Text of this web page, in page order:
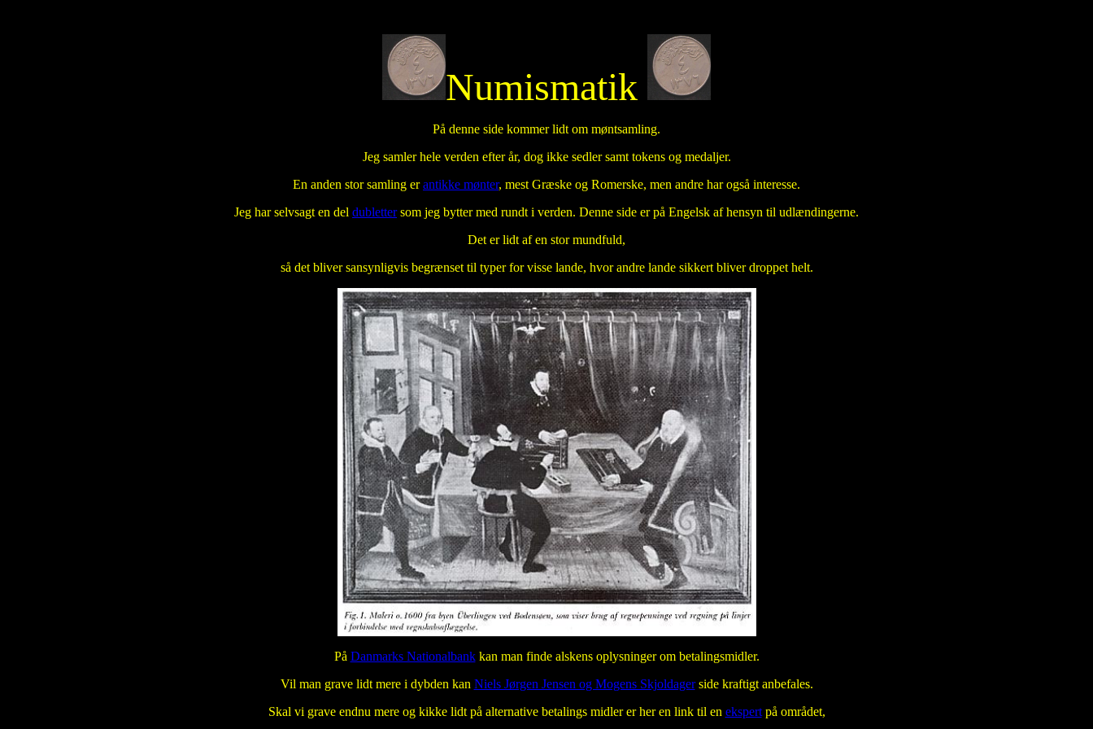
Numismatik
På denne side kommer lidt om møntsamling.
Jeg samler hele verden efter år, dog ikke sedler samt tokens og medaljer.
En anden stor samling erantikke mønter, mest Græske og Romerske, men andre har også interesse.
Jeg har selvsagt en del dublettersom jeg bytter med rundt i verden. Denne side er på Engelsk af hensyn til udlændingerne.
Det er lidt af en stor mundfuld,
så det bliver sansynligvis begrænset til typer for visse lande, hvor andre lande sikkert bliver droppet helt.
På Danmarks Nationalbankkan man finde alskens oplysninger om betalingsmidler.
Vil man grave lidt mere i dybden kan Niels Jørgen Jensen og Mogens Skjoldagerside kraftigt anbefales.
Skal vi grave endnu mere og kikke lidt på alternative betalings midler er her en link til en ekspertpå området,